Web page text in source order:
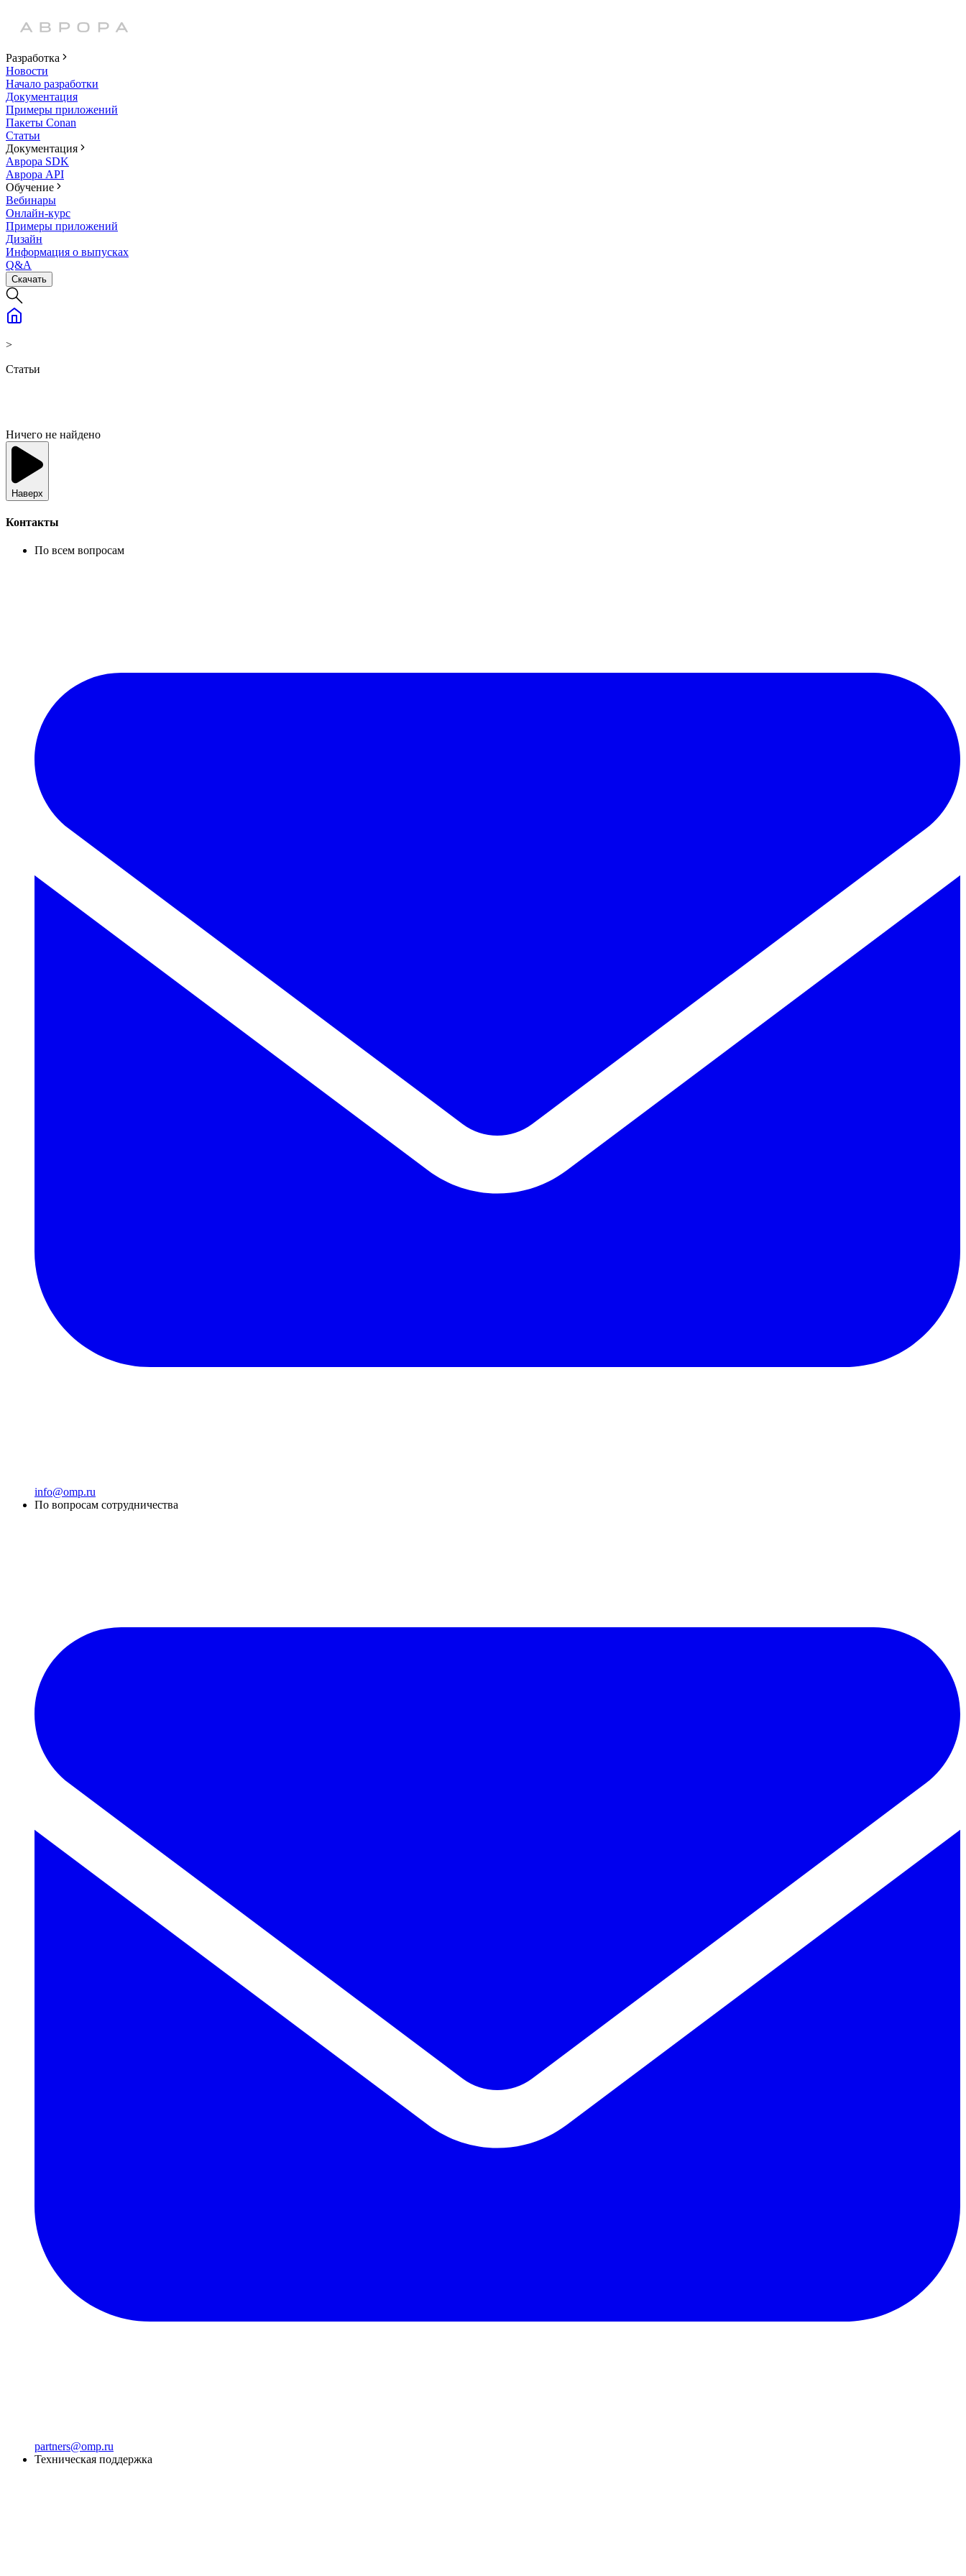
Разработка
Новости
Начало разработки
Документация
Примеры приложений
Пакеты Conan
Статьи
Документация
Аврора SDK
Аврора API
Обучение
Вебинары
Онлайн-курс
Примеры приложений
Дизайн
Информация о выпусках
Q&A
Скачать
>
Статьи
Ничего не найдено
Наверх
Контакты
По всем вопросам
info@omp.ru
По вопросам сотрудничества
partners@omp.ru
Техническая поддержка